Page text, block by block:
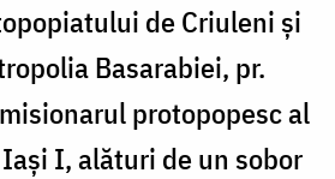
de Criuleni și
Basarabiei, pr.
protopopesc al
I, alături de un sobor